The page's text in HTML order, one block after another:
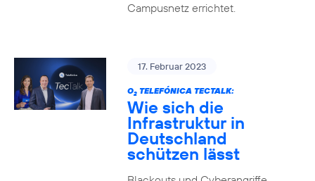
Campusnetz errichtet.
17. Februar 2023
O2TELEFÓNICA TECTALK:
Wie sich die
Infrastruktur in
Deutschland
schützen lässt